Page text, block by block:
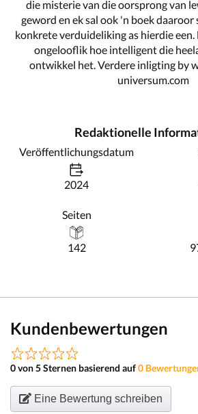
die misterie van die oorsprong van
geword en ek sal ook 'n boek daaroor
konkrete verduideliking as hierdie een.
ongelooflik hoe intelligent die
ontwikkel het. Verdere inligting by
universum.com
Redaktionelle
Veröffentlichungsdatum
2024
Seiten
142
Kundenbewertungen
0 von 5 Sternen basierend auf0
Eine Bewertung schreiben